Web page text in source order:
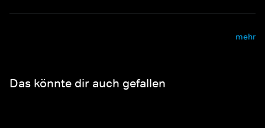
mehr
Das könnte dir auch gefallen